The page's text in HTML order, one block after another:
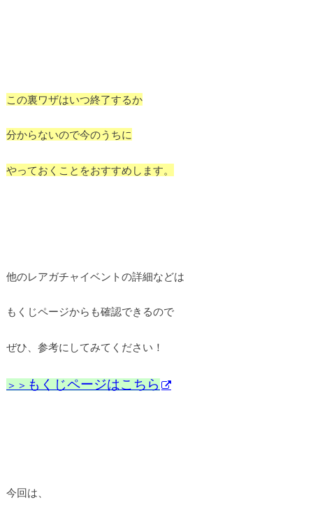
この裏ワザはいつ終了するか
分からないので今のうちに
やっておくことをおすすめします。
他のレアガチャイベントの詳細などは
もくじページからも確認できるので
ぜひ、参考にしてみてください！
＞＞ もくじページはこちら
今回は、